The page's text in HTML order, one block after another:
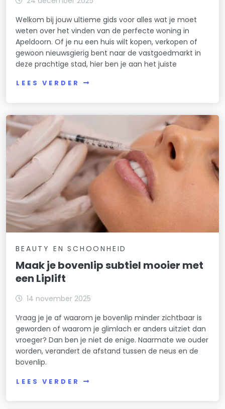
Welkom bij jouw ultieme gids voor alles wat je moet
weten over het vinden van de perfecte woning in
Apeldoorn. Of je nu een huis wilt kopen, verkopen of
gewoon nieuwsgierig bent naar de vastgoedmarkt in
deze prachtige stad, hier ben je aan het juiste
LEES VERDER
BEAUTY EN SCHOONHEID
Maak je bovenlip subtiel mooier met
een Liplift
14 november 2025
Vraag je je af waarom je bovenlip minder zichtbaar is
geworden of waarom je glimlach er anders uitziet dan
vroeger? Dan ben je niet de enige. Naarmate we ouder
worden, verandert de afstand tussen de neus en de
bovenlip.
LEES VERDER